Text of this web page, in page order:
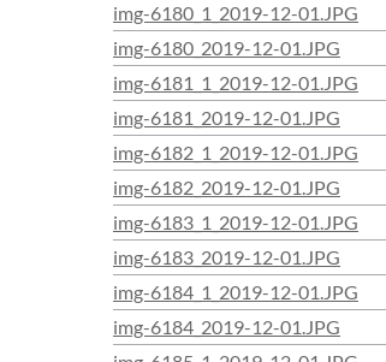
img-6180_1_2019-12-01.JPG
img-6180_2019-12-01.JPG
img-6181_1_2019-12-01.JPG
img-6181_2019-12-01.JPG
img-6182_1_2019-12-01.JPG
img-6182_2019-12-01.JPG
img-6183_1_2019-12-01.JPG
img-6183_2019-12-01.JPG
img-6184_1_2019-12-01.JPG
img-6184_2019-12-01.JPG